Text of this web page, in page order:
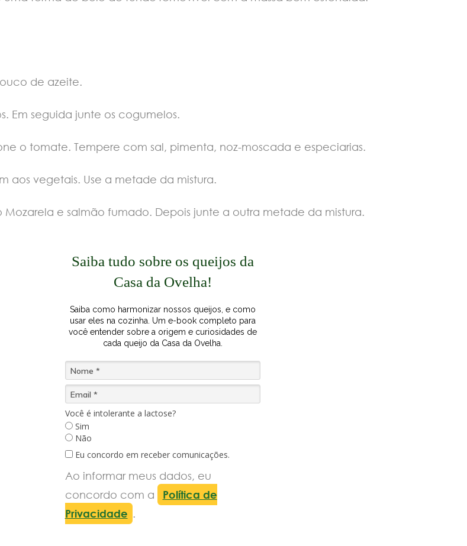
de azeite.
Em seguida junte os cogumelos.
o tomate. Tempere com sal, pimenta, noz-moscada e especiarias.
aos vegetais. Use a metade da mistura.
e salmão fumado. Depois junte a outra metade da mistura.
Saiba tudo sobre os queijos da
Casa da Ovelha!
Saiba como harmonizar nossos queijos, e como
usar eles na cozinha. U m e-book completo para
você entender sobre a origem e curiosidades de
cada queijo da Casa da Ovelha.
Você é intolerante a lactose?
Sim
Não
Eu concordo em receber comunicações.
Ao informar meus dados, eu
concordo com a
Política de
Privacidade .